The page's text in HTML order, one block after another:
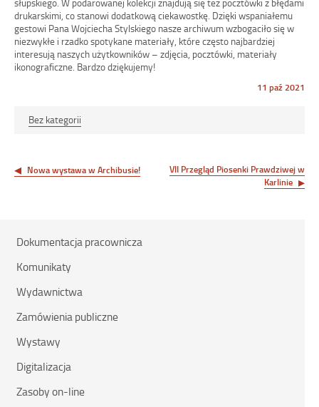
drukarskimi, co stanowi dodatkową ciekawostkę. Dzięki wspaniałemu
gestowi Pana Wojciecha Stylskiego nasze archiwum wzbogaciło się w
niezwykłe i rzadko spotykane materiały, które często najbardziej
interesują naszych użytkowników – zdjęcia, pocztówki, materiały
ikonograficzne. Bardzo dziękujemy!
Opublikowano
11 paź 2021
Bez kategorii
wpisu
Nowa wystawa w Archibusie!
VII Przegląd Piosenki Prawdziwej w
Karlinie
Dokumentacja pracownicza
Komunikaty
Wydawnictwa
Zamówienia publiczne
Wystawy
Digitalizacja
Zasoby on-line